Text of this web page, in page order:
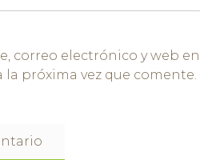
correo electrónico y web en
la próxima vez que comente.